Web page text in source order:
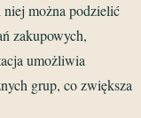
można podzielić
zakupowych,
umożliwia
grup, co zwiększa